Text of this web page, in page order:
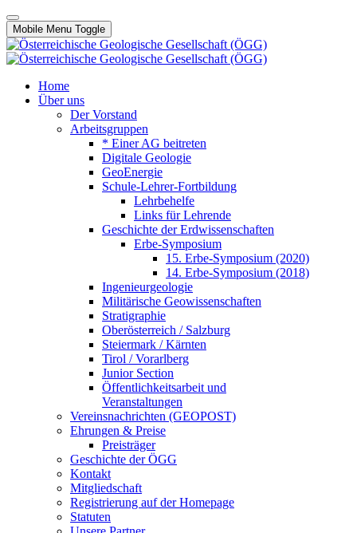
Mobile Menu Toggle
Home
Über uns
Der Vorstand
Arbeitsgruppen
* Einer AG beitreten
Digitale Geologie
GeoEnergie
Schule-Lehrer-Fortbildung
Lehrbehelfe
Links für Lehrende
Geschichte der Erdwissenschaften
Erbe-Symposium
15. Erbe-Symposium (2020)
14. Erbe-Symposium (2018)
Ingenieurgeologie
Militärische Geowissenschaften
Stratigraphie
Oberösterreich / Salzburg
Steiermark / Kärnten
Tirol / Vorarlberg
Junior Section
Öffentlichkeitsarbeit und
Veranstaltungen
Vereinsnachrichten (GEOPOST)
Ehrungen & Preise
Preisträger
Geschichte der ÖGG
Kontakt
Mitgliedschaft
Registrierung auf der Homepage
Statuten